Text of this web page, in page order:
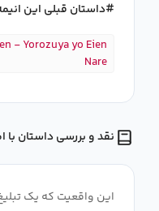
داستان قبلی این
- Yorozuya yo Eien
Nare
نقد و بررسی داستان با امتیاز